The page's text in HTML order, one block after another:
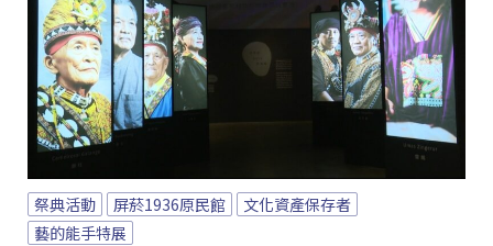
祭典活動 屏菸1936原民館
文化資產保存者
藝的能手特展